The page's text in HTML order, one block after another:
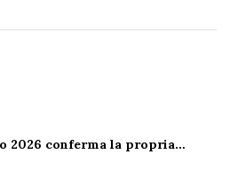
2026 conferma la propria…